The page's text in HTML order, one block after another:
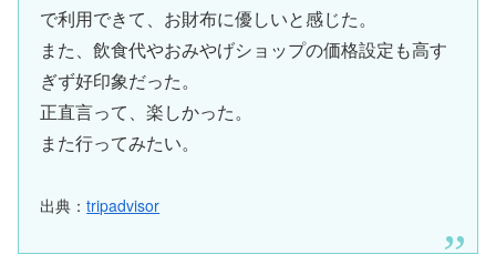
で利用できて、お財布に優しいと感じた。
また、飲食代やおみやげショップの価格設定も高す
ぎず好印象だった。
正直言って、楽しかった。
また行ってみたい。
出典：tripadvisor